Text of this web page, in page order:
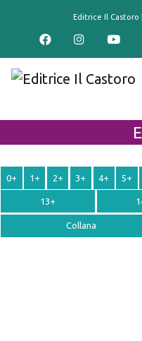
Editrice Il Castoro
0+ 1+ 2+ 3+ 4+ 5+
13+
Collana